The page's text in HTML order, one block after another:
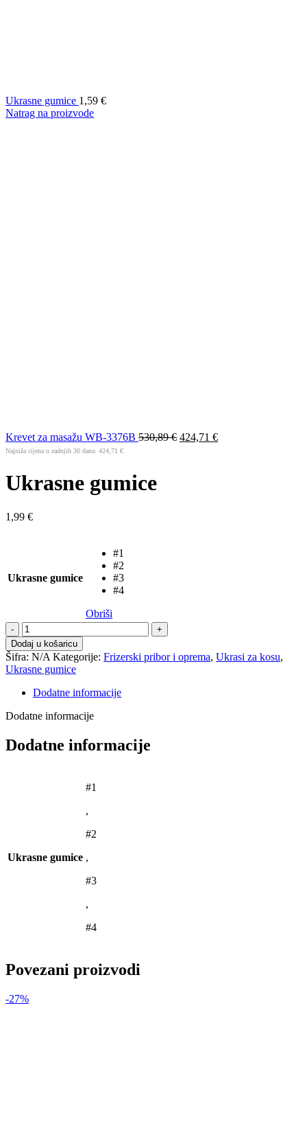
Ukrasne gumice 1,59 €
Natrag na proizvode
Krevet za masažu WB-3376B 530,89€ 424,71 €
Najniža cijena u zadnjih 30 dana: 424,71 €
Ukrasne gumice
1,99 €
Ukrasne gumice
#1
#2
#3
#4
Obriši
Ukrasne
gumice
količina
Dodaj u košaricu
Šifra: N/A Kategorije: Frizerski pribor i oprema, Ukrasi za kosu,
Ukrasne gumice
Dodatne informacije
Dodatne informacije
Dodatne informacije
Ukrasne gumice
#1
,
#2
,
#3
,
#4
Povezani proizvodi
-27%